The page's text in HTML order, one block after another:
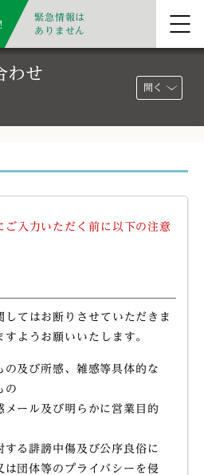
緊急情報は
ありません
わせ
開く
ご入力いただく前に以下の注意
してはお断りさせていただきま
ようお願いいたします。
の及び所感、雑感等具体的な
の
メール及び明らかに営業目的
する誹謗中傷及び公序良俗に
は団体等のプライバシーを侵